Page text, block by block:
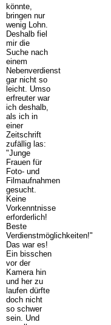
könnte,
bringen nur
wenig Lohn.
Deshalb fiel
mir die
Suche nach
einem
Nebenverdienst
gar nicht so
leicht. Umso
erfreuter war
ich deshalb,
als ich in
einer
Zeitschrift
zufällig las:
"Junge
Frauen für
Foto- und
Filmaufnahmen
gesucht.
Keine
Vorkenntnisse
erforderlich!
Beste
Verdienstmöglichkeiten!"
Das war es!
Ein bisschen
vor der
Kamera hin
und her zu
laufen dürfte
doch nicht
so schwer
sein. Und